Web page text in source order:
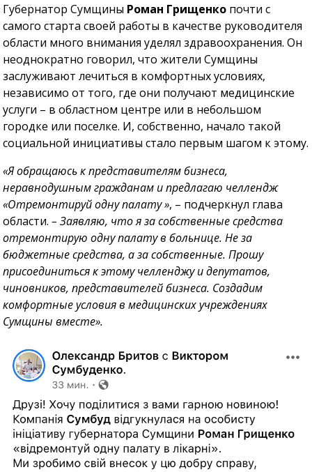
Губернатор Сумщины Роман Грищенко почти с
самого старта своей работы в качестве руководителя
области много внимания уделял здравоохранения. Он
неоднократно говорил, что жители Сумщины
заслуживают лечиться в комфортных условиях,
независимо от того, где они получают медицинские
услуги – в областном центре или в небольшом
городке или поселке. И, собственно, начало такой
социальной инициативы стало первым шагом к этому.
«Я обращаюсь к представителям бизнеса,
неравнодушным гражданам и предлагаю челлендж
«Отремонтируй одну палату », – подчеркнул глава
области.– Заявляю, что я за собственные средства
отремонтирую одну палату в больнице. Не за
бюджетные средства, а за собственные. Прошу
присоединиться к этому челленджу и депутатов,
чиновников, представителей бизнеса. Создадим
комфортные условия в медицинских учреждениях
Сумщины вместе».